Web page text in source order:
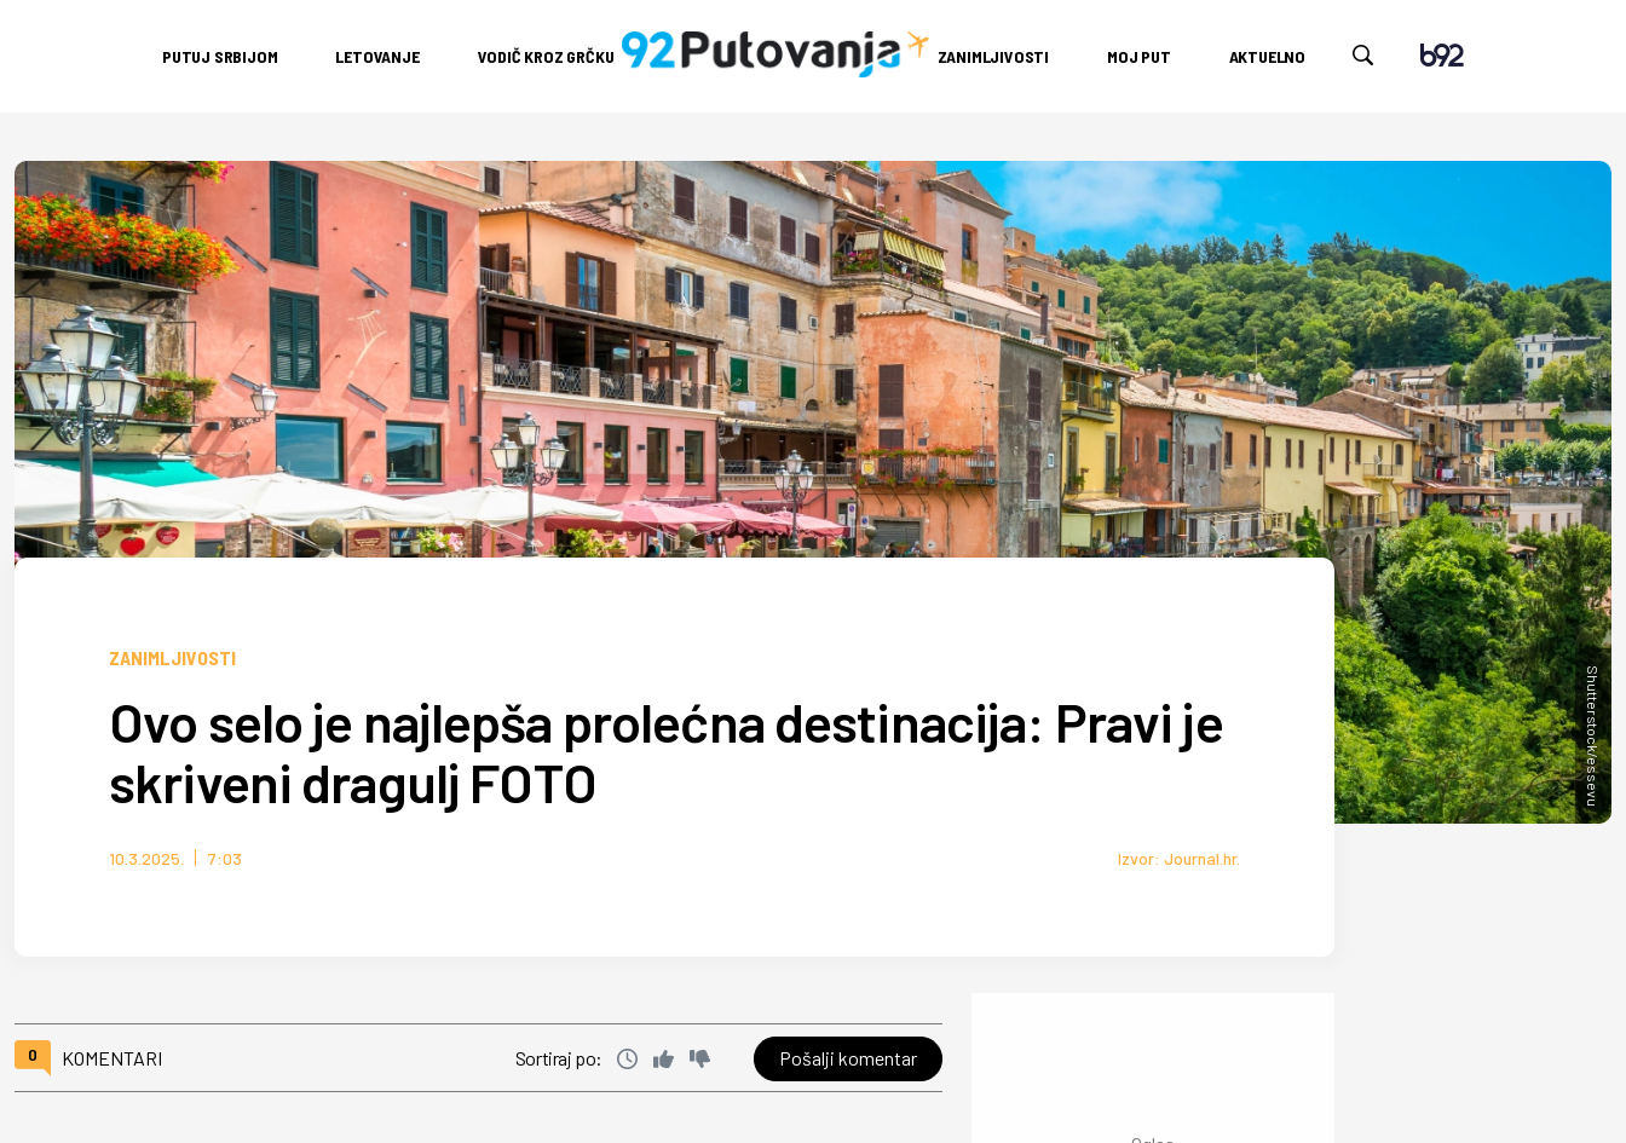
PUTUJ SRBIJOM LETOVANJE VODIČ KROZ GRČKU ZANIMLJIVOSTI MOJ PUT AKTUELNO
Shutterstock/essevu
ZANIMLJIVOSTI
Ovo selo je najlepša prolećna destinacija: Pravi je
skriveni dragulj FOTO
10.3.2025. 7:03 Izvor: Journal.hr.
0 KOMENTARI Sortiraj po: Pošalji komentar